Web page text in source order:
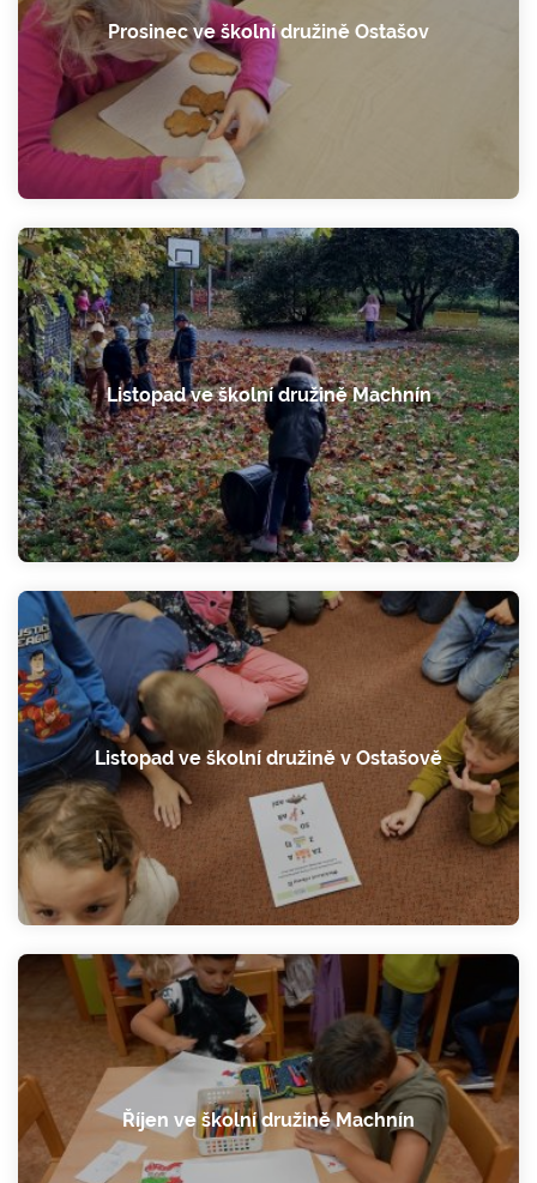
Prosinec ve školní družině Ostašov
Listopad ve školní družině Machnín
Listopad ve školní družině v Ostašově
Říjen ve školní družině Machnín